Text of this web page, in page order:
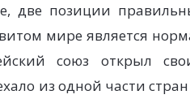
две позиции
мире является
союз открыл
из одной части